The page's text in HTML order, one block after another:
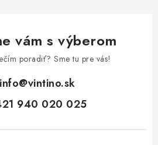
vám s výberom
poradiť? Sme tu pre vás!
info@vintino.sk
940 020 025